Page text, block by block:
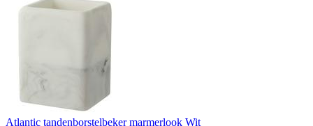
Atlantic tandenborstelbeker marmerlook Wit